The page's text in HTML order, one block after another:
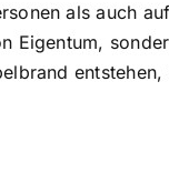
als auch
Eigentum,